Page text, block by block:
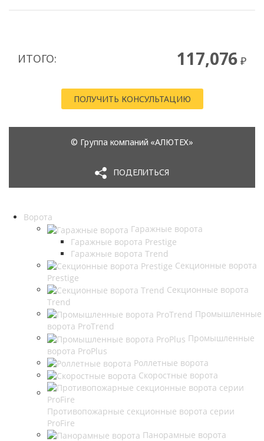
Ворота
Гаражные ворота
Гаражные ворота Prestige
Гаражные ворота Trend
Секционные ворота
Prestige
Секционные ворота
Trend
Промышленные
ворота ProTrend
Промышленные
ворота ProPlus
Роллетные ворота
Скоростные ворота
Противопожарные секционные ворота серии
ProFire
Панорамные ворота